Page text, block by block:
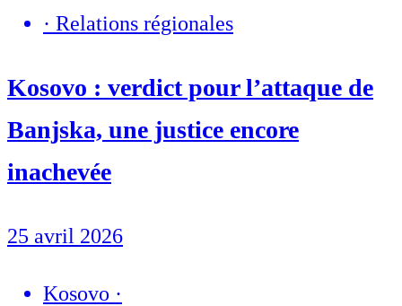
· Relations régionales
Kosovo : verdict pour l’attaque de
Banjska, une justice encore
inachevée
25 avril 2026
Kosovo ·